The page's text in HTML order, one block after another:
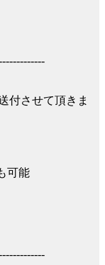
付させて頂きま
可能